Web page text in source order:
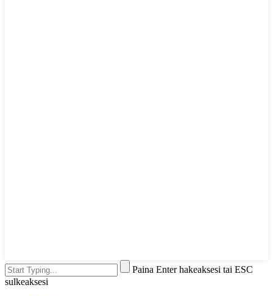
Paina Enter hakeaksesi tai ESC
sulkeaksesi